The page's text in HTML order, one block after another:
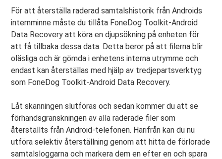
För att återställa raderad samtalshistorik från Androids
internminne måste du tillåta FoneDog Toolkit-Android
Data Recovery att köra en djupsökning på enheten för
att få tillbaka dessa data. Detta beror på att filerna blir
oläsliga och är gömda i enhetens interna utrymme och
endast kan återställas med hjälp av tredjepartsverktyg
som FoneDog Toolkit-Android Data Recovery.
Låt skanningen slutföras och sedan kommer du att se
förhandsgranskningen av alla raderade filer som
återställts från Android-telefonen. Härifrån kan du nu
utföra selektiv återställning genom att hitta de förlorade
samtalsloggarna och markera dem en efter en och spara